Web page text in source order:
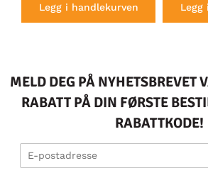
Legg i handlekurven Legg
MELD DEG PÅ NYHETSBREVET
RABATT PÅ DIN FØRSTE
RABATTKODE!